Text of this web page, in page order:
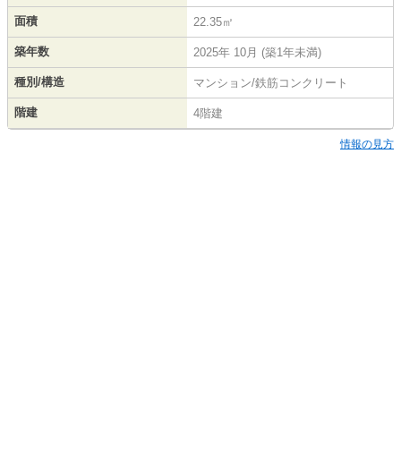
面積 22.35㎡
築年数 2025年 10月 (築1年未満)
種別/構造 マンション/鉄筋コンクリート
階建 4階建
情報の見方